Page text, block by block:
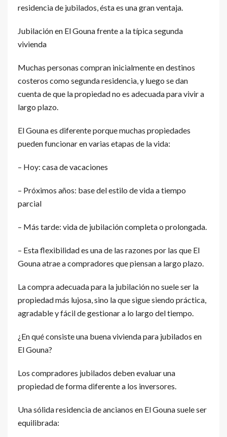
residencia de jubilados, ésta es una gran ventaja.
Jubilación en El Gouna frente a la típica segunda
vivienda
Muchas personas compran inicialmente en destinos
costeros como segunda residencia, y luego se dan
cuenta de que la propiedad no es adecuada para vivir a
largo plazo.
El Gouna es diferente porque muchas propiedades
pueden funcionar en varias etapas de la vida:
– Hoy: casa de vacaciones
– Próximos años: base del estilo de vida a tiempo
parcial
– Más tarde: vida de jubilación completa o prolongada.
– Esta flexibilidad es una de las razones por las que El
Gouna atrae a compradores que piensan a largo plazo.
La compra adecuada para la jubilación no suele ser la
propiedad más lujosa, sino la que sigue siendo práctica,
agradable y fácil de gestionar a lo largo del tiempo.
¿En qué consiste una buena vivienda para jubilados en
El Gouna?
Los compradores jubilados deben evaluar una
propiedad de forma diferente a los inversores.
Una sólida residencia de ancianos en El Gouna suele ser
equilibrada: